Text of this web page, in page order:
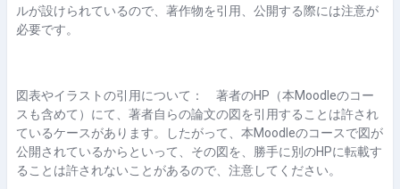
ルが設けられているので、著作物を引用、公開する際には注意が
必要です。
図表やイラストの引用について： 著者のHP（本Moodleのコー
スも含めて）にて、著者自らの論文の図を引用することは許され
ているケースがあります。したがって、本Moodleのコースで図が
公開されているからといって、その図を、勝手に別のHPに転載す
ることは許されないことがあるので、注意してください。